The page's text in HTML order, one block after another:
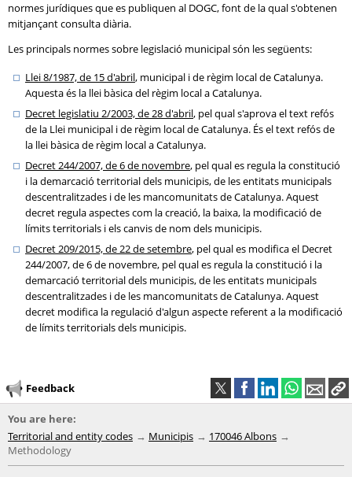
normes jurídiques que es publiquen al DOGC, font de la qual s'obtenen
mitjançant consulta diària.
Les principals normes sobre legislació municipal són les següents:
Llei 8/1987, de 15 d'abril, municipal i de règim local de Catalunya.
Aquesta és la llei bàsica del règim local a Catalunya.
Decret legislatiu 2/2003, de 28 d'abril, pel qual s'aprova el text refós
de la Llei municipal i de règim local de Catalunya. És el text refós de
la llei bàsica de règim local a Catalunya.
Decret 244/2007, de 6 de novembre, pel qual es regula la constitució
i la demarcació territorial dels municipis, de les entitats municipals
descentralitzades i de les mancomunitats de Catalunya. Aquest
decret regula aspectes com la creació, la baixa, la modificació de
límits territorials i els canvis de nom dels municipis.
Decret 209/2015, de 22 de setembre, pel qual es modifica el Decret
244/2007, de 6 de novembre, pel qual es regula la constitució i la
demarcació territorial dels municipis, de les entitats municipals
descentralitzades i de les mancomunitats de Catalunya. Aquest
decret modifica la regulació d'algun aspecte referent a la modificació
de límits territorials dels municipis.
Feedback
You are here:
Territorial and entity codes
Municipis
170046 Albons
Methodology